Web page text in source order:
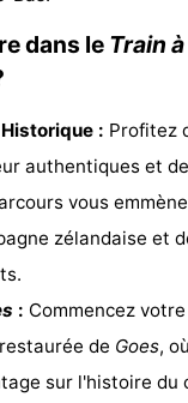
dans le Train
: Profitez
authentiques et
vous
zélandaise et
: Commencez
de Goes,
sur l'histoire du